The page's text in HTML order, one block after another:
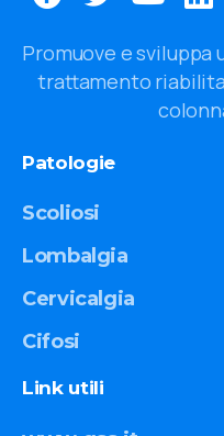
Promuove e sviluppa
trattamento
Patologie
Scoliosi
Lombalgia
Cervicalgia
Cifosi
Link utili